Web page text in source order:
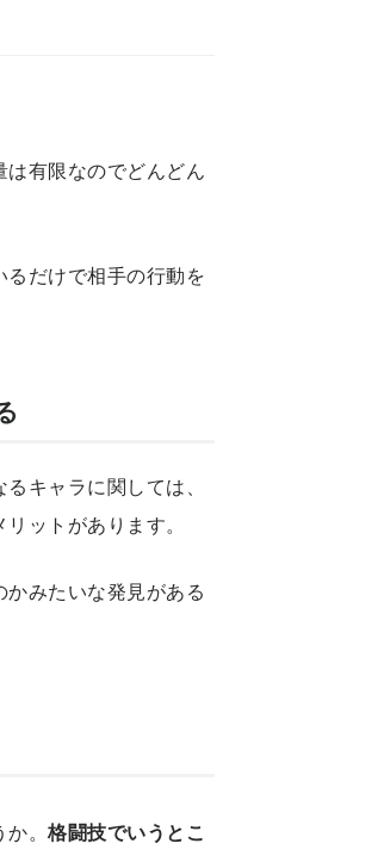
有限なのでどんどん
だけで相手の行動を
キャラに関しては、
ットがあります。
みたいな発見がある
か。格闘技でいうとこ